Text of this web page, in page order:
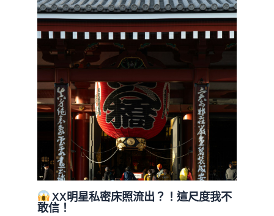
XX明星私密床照流出？！這尺度我不
敢信！